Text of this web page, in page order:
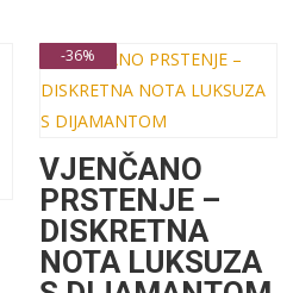
-36%
VJENČANO
PRSTENJE –
DISKRETNA
NOTA LUKSUZA